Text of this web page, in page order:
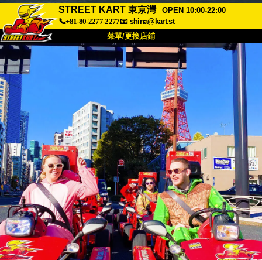
STREET KART 東京灣
OPEN 10:00-22:00
📞+81-80-2277-2277📧 shina@kart.st
菜單/更換店鋪
首頁
預訂
更換店鋪
東京 品川 #1 東京 秋葉原 #1
東京 秋葉原 #2 東京 澀谷
東京 澀谷附店 東京灣
東京 淺草 大阪
沖繩